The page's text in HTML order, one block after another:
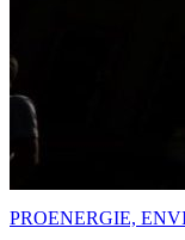
PROENERGIE,